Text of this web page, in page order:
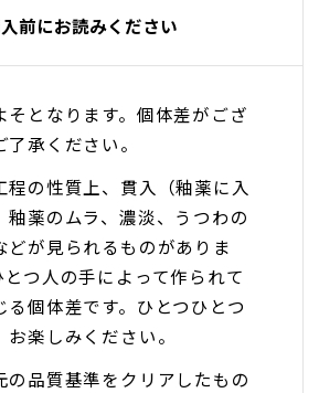
前にお読みください
そとなります。個体差がござ
承ください。
程の性質上、貫入（釉薬に入
釉薬のムラ、濃淡、うつわの
どが見られるものがありま
とつ人の手によって作られて
る個体差です。ひとつひとつ
楽しみください。
の品質基準をクリアしたもの